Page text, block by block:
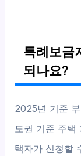
특례보금
되나요?
2025년 기준
도권 기준 주택
택자가 신청할